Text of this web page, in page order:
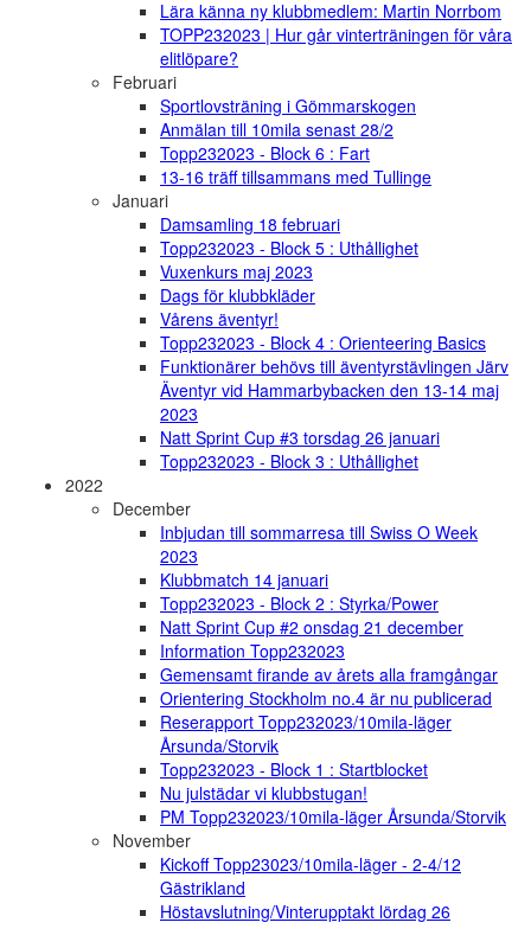
Lära känna ny klubbmedlem: Martin Norrbom
TOPP232023 | Hur går vinterträningen för våra
elitlöpare?
Februari
Sportlovsträning i Gömmarskogen
Anmälan till 10mila senast 28/2
Topp232023 - Block 6 : Fart
13-16 träff tillsammans med Tullinge
Januari
Damsamling 18 februari
Topp232023 - Block 5 : Uthållighet
Vuxenkurs maj 2023
Dags för klubbkläder
Vårens äventyr!
Topp232023 - Block 4 : Orienteering Basics
Funktionärer behövs till äventyrstävlingen Järv
Äventyr vid Hammarbybacken den 13-14 maj
2023
Natt Sprint Cup #3 torsdag 26 januari
Topp232023 - Block 3 : Uthållighet
2022
December
Inbjudan till sommarresa till Swiss O Week
2023
Klubbmatch 14 januari
Topp232023 - Block 2 : Styrka/Power
Natt Sprint Cup #2 onsdag 21 december
Information Topp232023
Gemensamt firande av årets alla framgångar
Orientering Stockholm no.4 är nu publicerad
Reserapport Topp232023/10mila-läger
Årsunda/Storvik
Topp232023 - Block 1 : Startblocket
Nu julstädar vi klubbstugan!
PM Topp232023/10mila-läger Årsunda/Storvik
November
Kickoff Topp23023/10mila-läger - 2-4/12
Gästrikland
Höstavslutning/Vinterupptakt lördag 26